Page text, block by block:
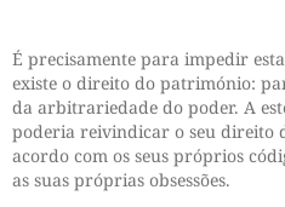
É precisamente para impedir
existe o direito do património:
da arbitrariedade do poder. A
poderia reivindicar o seu direito
acordo com os seus próprios
as suas próprias obsessões.